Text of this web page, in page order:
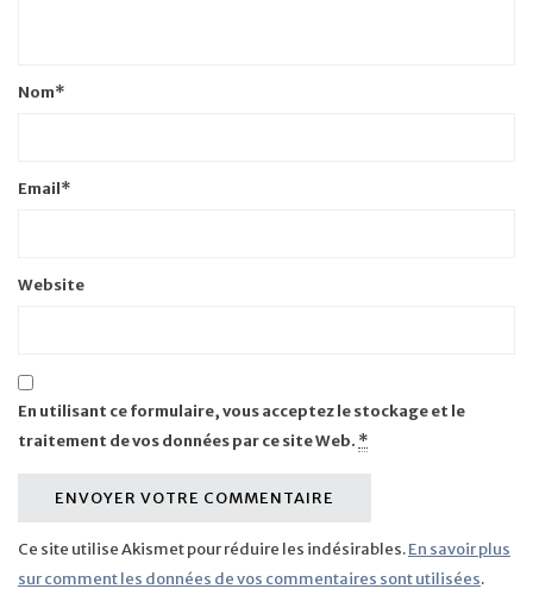
Nom*
Email*
Website
En utilisant ce formulaire, vous acceptez le stockage et le
traitement de vos données par ce site Web. *
Ce site utilise Akismet pour réduire les indésirables.En savoir plus
sur comment les données de vos commentaires sont utilisées.